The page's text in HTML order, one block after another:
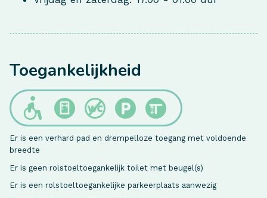
Toegankelijkheid
Er is een verhard pad en drempelloze toegang met voldoende
breedte
Er is geen rolstoeltoegankelijk toilet met beugel(s)
Er is een rolstoeltoegankelijke parkeerplaats aanwezig